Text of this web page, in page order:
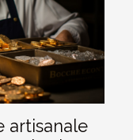
artisanale